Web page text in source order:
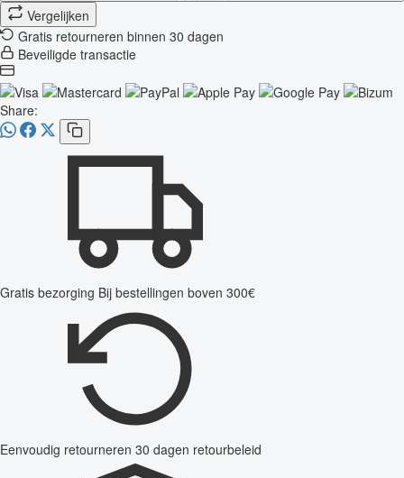
Vergelijken
Gratis retourneren binnen 30 dagen
Beveiligde transactie
Share:
Gratis bezorging Bij bestellingen boven 300€
Eenvoudig retourneren 30 dagen retourbeleid